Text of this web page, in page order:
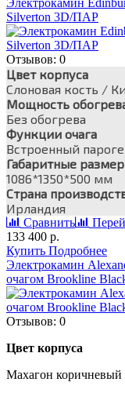
Silverton 3D/ПАР
Отзывов: 0
Цвет корпуса
Слоновая кость /
Мощность
Без обогрева
Функции очага
Встроенный
Габаритные
1086*1350*500 мм
Страна
Ирландия
Сравнить
133 400 р.
Купить Подробнее
Электрокамин
очагом Brookline
Отзывов: 0
Цвет корпуса
Махагон коричневый